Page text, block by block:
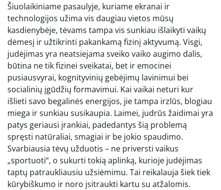
Šiuolaikiniame pasaulyje, kuriame ekranai ir
technologijos užima vis daugiau vietos mūsų
kasdienybėje, tėvams tampa vis sunkiau išlaikyti vaikų
dėmesį ir užtikrinti pakankamą fizinį aktyvumą. Visgi,
judėjimas yra neatsiejama sveiko vaiko augimo dalis,
būtina ne tik fizinei sveikatai, bet ir emocinei
pusiausvyrai, kognityvinių gebėjimų lavinimui bei
socialinių įgūdžių formavimui. Kai vaikai neturi kur
išlieti savo begalinės energijos, jie tampa irzlūs, blogiau
miega ir sunkiau susikaupia. Laimei, judrūs žaidimai yra
patys geriausi įrankiai, padedantys šią problemą
spręsti natūraliai, smagiai ir be jokio spaudimo.
Svarbiausia tėvų užduotis – ne priversti vaikus
„sportuoti“, o sukurti tokią aplinką, kurioje judėjimas
taptų patraukliausiu užsiėmimu. Tai reikalauja šiek tiek
kūrybiškumo ir noro įsitraukti kartu su atžalomis.